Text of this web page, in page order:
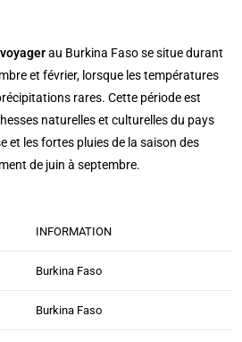
au Burkina Faso se situe durant
et février, lorsque les températures
rares. Cette période est
naturelles et culturelles du pays
et les fortes pluies de la saison des
de juin à septembre.
INFORMATION
Burkina Faso
Burkina Faso